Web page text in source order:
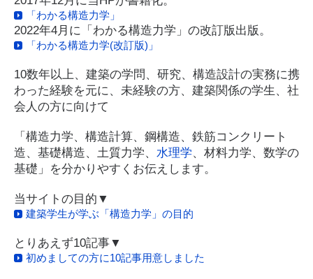
「わかる構造力学」
2022年4月に「わかる構造力学」の改訂版出版。
「わかる構造力学(改訂版)」
10数年以上、建築の学問、研究、構造設計の実務に携
わった経験を元に、未経験の方、建築関係の学生、社
会人の方に向けて
「構造力学、構造計算、鋼構造、鉄筋コンクリート
造、基礎構造、土質力学、 水理学、材料力学、数学の
基礎」を分かりやすくお伝えします。
当サイトの目的▼
建築学生が学ぶ「構造力学」の目的
とりあえず10記事▼
初めましての方に10記事用意しました